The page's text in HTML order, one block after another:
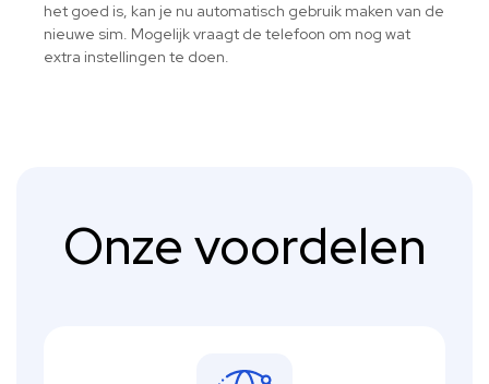
het goed is, kan je nu automatisch gebruik maken van de
nieuwe sim. Mogelijk vraagt de telefoon om nog wat
extra instellingen te doen.
Onze voordelen